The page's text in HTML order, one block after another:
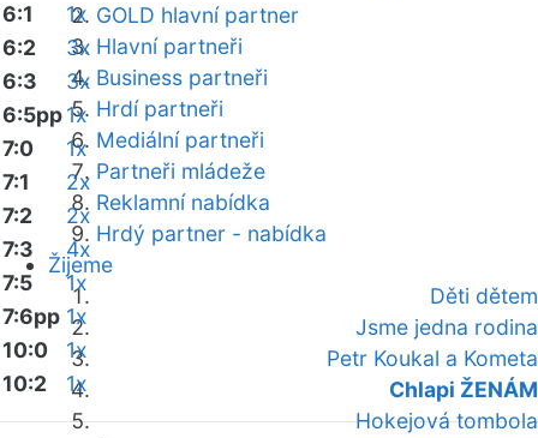
GOLD hlavní partner
Hlavní partneři
Business partneři
Hrdí partneři
Mediální partneři
Partneři mládeže
Reklamní nabídka
Hrdý partner - nabídka
Žijeme
Děti dětem
Jsme jedna rodina
Petr Koukal a Kometa
Chlapi ŽENÁM
Hokejová tombola
6:1
1x
6:2
3x
6:3
3x
6:5pp1x
7:0
1x
7:1
2x
7:2
2x
7:3
4x
7:5
1x
7:6pp 1x
10:0
1x
10:2
1x